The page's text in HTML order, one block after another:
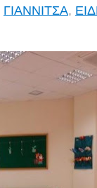
ΓΙΑΝΝΙΤΣΑ,